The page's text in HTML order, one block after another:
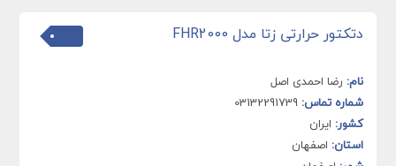
دتکتور حرارتی زتا مدل FHR2000
نام: رضا احمدی اصل
شماره تماس: 03132291739
کشور: ایران
استان: اصفهان